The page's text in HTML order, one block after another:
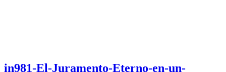
in981-El-Juramento-Eterno-en-un-